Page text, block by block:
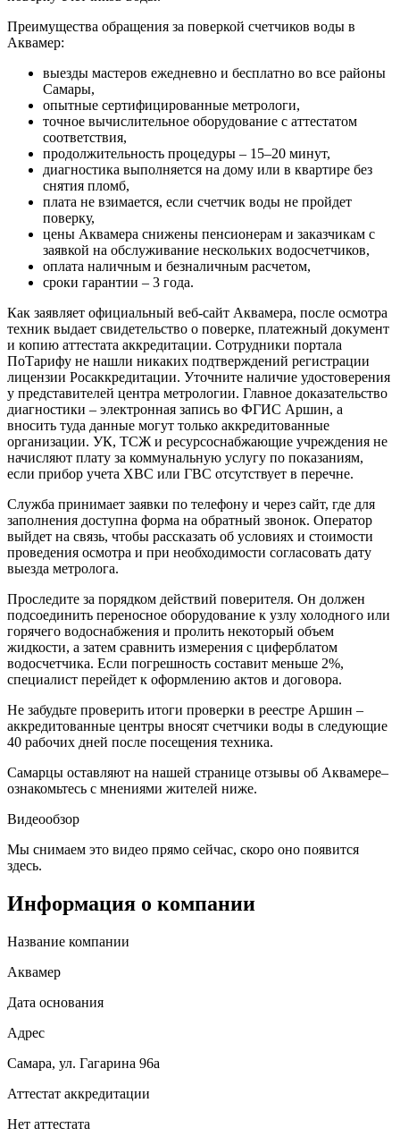
Преимущества обращения за поверкой счетчиков воды в
Аквамер:
выезды мастеров ежедневно и бесплатно во все районы
Самары,
опытные сертифицированные метрологи,
точное вычислительное оборудование с аттестатом
соответствия,
продолжительность процедуры – 15–20 минут,
диагностика выполняется на дому или в квартире без
снятия пломб,
плата не взимается, если счетчик воды не пройдет
поверку,
цены Аквамера снижены пенсионерам и заказчикам с
заявкой на обслуживание нескольких водосчетчиков,
оплата наличным и безналичным расчетом,
сроки гарантии – 3 года.
Как заявляет официальный веб-сайт Аквамера, после осмотра
техник выдает свидетельство о поверке, платежный документ
и копию аттестата аккредитации. Сотрудники портала
ПоТарифу не нашли никаких подтверждений регистрации
лицензии Росаккредитации. Уточните наличие удостоверения
у представителей центра метрологии. Главное доказательство
диагностики – электронная запись во ФГИС Аршин, а
вносить туда данные могут только аккредитованные
организации. УК, ТСЖ и ресурсоснабжающие учреждения не
начисляют плату за коммунальную услугу по показаниям,
если прибор учета ХВС или ГВС отсутствует в перечне.
Служба принимает заявки по телефону и через сайт, где для
заполнения доступна форма на обратный звонок. Оператор
выйдет на связь, чтобы рассказать об условиях и стоимости
проведения осмотра и при необходимости согласовать дату
выезда метролога.
Проследите за порядком действий поверителя. Он должен
подсоединить переносное оборудование к узлу холодного или
горячего водоснабжения и пролить некоторый объем
жидкости, а затем сравнить измерения с циферблатом
водосчетчика. Если погрешность составит меньше 2%,
специалист перейдет к оформлению актов и договора.
Не забудьте проверить итоги проверки в реестре Аршин –
аккредитованные центры вносят счетчики воды в следующие
40 рабочих дней после посещения техника.
Самарцы оставляют на нашей странице отзывы об Аквамере–
ознакомьтесь с мнениями жителей ниже.
Видеообзор
Мы снимаем это видео прямо сейчас, скоро оно появится
здесь.
Информация о компании
Название компании
Аквамер
Дата основания
Адрес
Самара, ул. Гагарина 96а
Аттестат аккредитации
Нет аттестата